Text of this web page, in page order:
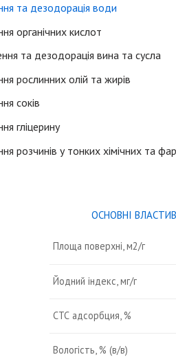
та дезодорація води
органічних кислот
та дезодорація вина та сусла
рослинних олій та жирів
соків
гліцерину
розчинів у тонких хімічних та
ОСНОВНІ
Площа поверхні, м2/г
Йодний індекс, мг/г
СТС адсорбция, %
Вологість, % (в/в)